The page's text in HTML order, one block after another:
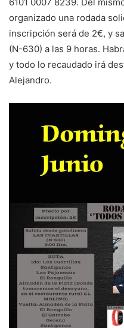
6101 0007 8239. Del
organizado una rodada
inscripción será de 2€, y
(N-630) a las 9 horas.
y todo lo recaudado irá
Alejandro.